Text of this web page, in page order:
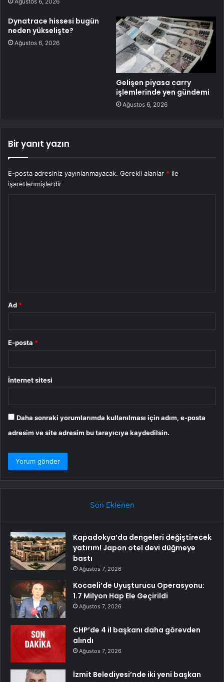
Dynatrace hissesi bugün
neden yükselişte?
Ağustos 6, 2026
Gelişen piyasa carry
işlemlerinde yen gündemi
Ağustos 6, 2026
Bir yanıt yazın
E-posta adresiniz yayınlanmayacak. Gerekli alanlar * ile
işaretlenmişlerdir
Ad *
E-posta *
İnternet sitesi
Daha sonraki yorumlarımda kullanılması için adım, e-posta
adresim ve site adresim bu tarayıcıya kaydedilsin.
Son Eklenen
Kapadokya’da dengeleri değiştirecek
yatırım! Japon otel devi düğmeye
bastı
Ağustos 7, 2026
Kocaeli’de Uyuşturucu Operasyonu:
1.7 Milyon Hap Ele Geçirildi
Ağustos 7, 2026
CHP’de 4 il başkanı daha görevden
alındı
Ağustos 7, 2026
İzmit Belediyesi’nde iki yeni başkan